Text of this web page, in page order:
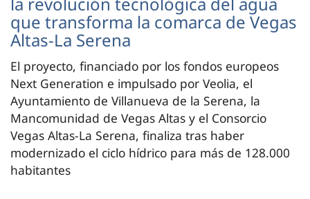
que transforma la comarca de Vegas
Altas-La Serena
El proyecto, financiado por los fondos europeos
Next Generation e impulsado por Veolia, el
Ayuntamiento de Villanueva de la Serena, la
Mancomunidad de Vegas Altas y el Consorcio
Vegas Altas-La Serena, finaliza tras haber
modernizado el ciclo hídrico para más de 128.000
habitantes